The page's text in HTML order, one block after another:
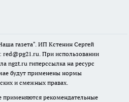
газета". ИП Кстенин Сергей
red@pg21.ru. При использовании
ngzt.ru гиперссылка на ресурс
будут применены нормы
и смежных правах.
рекомендательные